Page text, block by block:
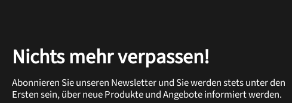
Nichts mehr verpassen!
Abonnieren Sie unseren Newsletter und Sie werden stets unter den
Ersten sein, über neue Produkte und Angebote informiert werden.